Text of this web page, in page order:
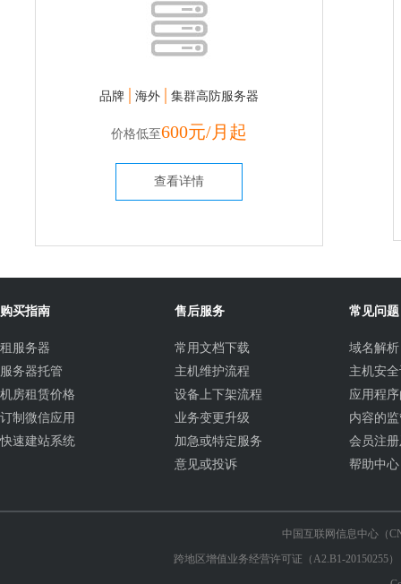
品牌 | 海外 | 集群高防服务器
价格低至600元/月起
查看详情
购买指南
租服务器
服务器托管
机房租赁价格
订制微信应用
快速建站系统
售后服务
常用文档下载
主机维护流程
设备上下架流程
业务变更升级
加急或特定服务
意见或投诉
常见问题
域名解析
主机安
应用程
内容的
会员注
帮助中心
中国互联网信息中心（
跨地区增值业务经营许可证（A2.B1-20150255